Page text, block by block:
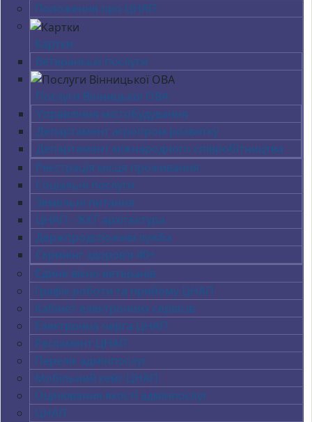
Положення про ЦНАП
Картки
Ветеранські послуги
Послуги Вінницької ОВА
Управління містобудування
Департамент агропром розвитку
Департамент міжнародного співробітництва
Реєстрація місця проживання
Соціальні послуги
Земельні питання
ЦНАП - ЖКГ архітектура
Держпродспоживслужба
Скринінг здоров’я 40+
Єдине вікно ветеранів
Графік роботи та прийому ЦНАП
Кабінет електронних сервісів
Електронна черга ЦНАП
Регламент ЦНАП
Перелік адмінпослуг
Мобільний кейс ЦНАП
Оцінювання якості адмінпослуг
ЦНАП